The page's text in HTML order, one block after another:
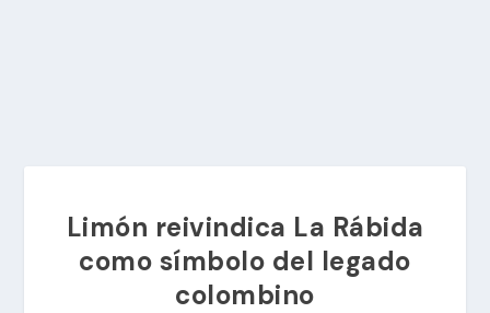
Limón reivindica La Rábida
como símbolo del legado
colombino